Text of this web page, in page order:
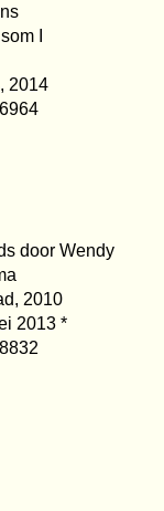
I
2014
door Wendy
2010
2013 *